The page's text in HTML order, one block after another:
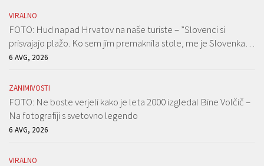
VIRALNO
FOTO: Hud napad Hrvatov na naše turiste – ”Slovenci si
prisvajajo plažo. Ko sem jim premaknila stole, me je Slovenka…
6 AVG, 2026
ZANIMIVOSTI
FOTO: Ne boste verjeli kako je leta 2000 izgledal Bine Volčič –
Na fotografiji s svetovno legendo
6 AVG, 2026
VIRALNO